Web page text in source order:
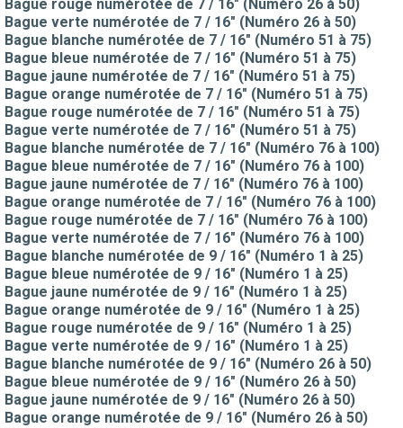
Bague rouge numérotée de 7 / 16" (Numéro 26 à 50)
Bague verte numérotée de 7 / 16" (Numéro 26 à 50)
Bague blanche numérotée de 7 / 16" (Numéro 51 à 75)
Bague bleue numérotée de 7 / 16" (Numéro 51 à 75)
Bague jaune numérotée de 7 / 16" (Numéro 51 à 75)
Bague orange numérotée de 7 / 16" (Numéro 51 à 75)
Bague rouge numérotée de 7 / 16" (Numéro 51 à 75)
Bague verte numérotée de 7 / 16" (Numéro 51 à 75)
Bague blanche numérotée de 7 / 16" (Numéro 76 à 100)
Bague bleue numérotée de 7 / 16" (Numéro 76 à 100)
Bague jaune numérotée de 7 / 16" (Numéro 76 à 100)
Bague orange numérotée de 7 / 16" (Numéro 76 à 100)
Bague rouge numérotée de 7 / 16" (Numéro 76 à 100)
Bague verte numérotée de 7 / 16" (Numéro 76 à 100)
Bague blanche numérotée de 9 / 16" (Numéro 1 à 25)
Bague bleue numérotée de 9 / 16" (Numéro 1 à 25)
Bague jaune numérotée de 9 / 16" (Numéro 1 à 25)
Bague orange numérotée de 9 / 16" (Numéro 1 à 25)
Bague rouge numérotée de 9 / 16" (Numéro 1 à 25)
Bague verte numérotée de 9 / 16" (Numéro 1 à 25)
Bague blanche numérotée de 9 / 16" (Numéro 26 à 50)
Bague bleue numérotée de 9 / 16" (Numéro 26 à 50)
Bague jaune numérotée de 9 / 16" (Numéro 26 à 50)
Bague orange numérotée de 9 / 16" (Numéro 26 à 50)